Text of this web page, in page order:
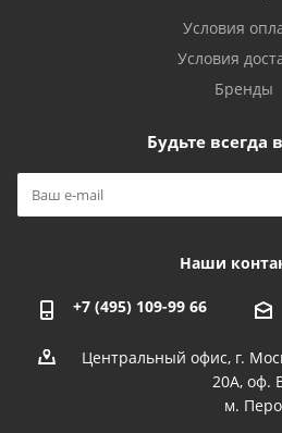
Условия
Условия
Бренды
Будьте всегда
Наши
+7 (495) 109-99 66
Центральный офис, г.
20А, оф.
м.